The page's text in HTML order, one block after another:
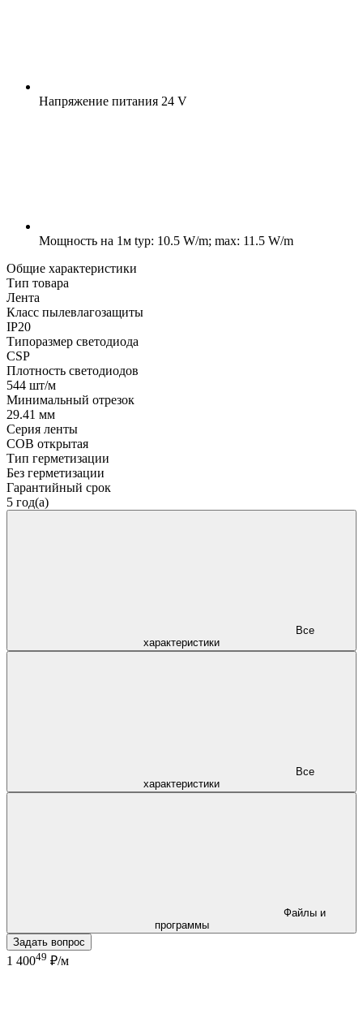
Напряжение питания 24 V
Мощность на 1м typ: 10.5 W/m; max: 11.5 W/m
Общие характеристики
Тип товара
Лента
Класс пылевлагозащиты
IP20
Типоразмер светодиода
CSP
Плотность светодиодов
544 шт/м
Минимальный отрезок
29.41 мм
Серия ленты
COB открытая
Тип герметизации
Без герметизации
Гарантийный срок
5 год(а)
характеристики
характеристики
программы
Задать вопрос
1 40049 ₽/м